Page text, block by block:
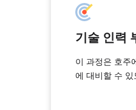
기술 인력
이 과정은 호주
에 대비할 수 있